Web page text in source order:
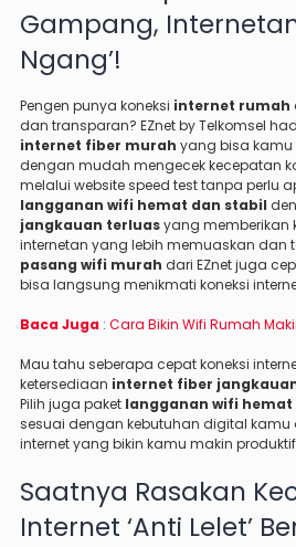
Gampang,
Ngang’!
Pengen punya koneksi internet rumah
dan transparan? EZnet by Telkomsel
internet fiber murah yang bisa
dengan mudah mengecek kecepatan
melalui website speed test tanpa perlu
langganan wifi hemat dan stabil
jangkauan terluasyang
internetan yang lebih memuaskan dan
pasang wifi murah dari EZnet juga
bisa langsung menikmati koneksi
Baca Juga : Cara Bikin Wifi Rumah
Mau tahu seberapa cepat koneksi
ketersediaan internet fiber
Pilih juga paket langganan wifi hemat
sesuai dengan kebutuhan digital
internet yang bikin kamu makin
Saatnya Rasakan
Internet ‘Anti Lelet’